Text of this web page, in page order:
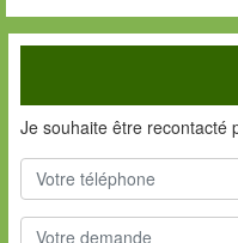
Je souhaite être recontacté